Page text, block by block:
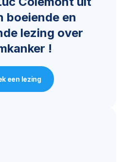
boeiende en
lezing over
!
een lezing